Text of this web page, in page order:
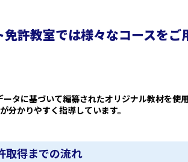
許教室では様々なコースをご
タに基づいて編纂されたオリジナル教材を使用
分かりやすく指導しています。
取得までの流れ